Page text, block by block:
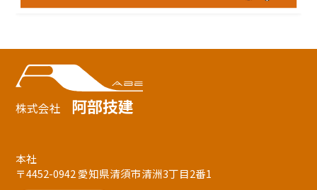
株式会社 阿部技建
本社
〒4452-0942 愛知県清須市清洲3丁目2番1